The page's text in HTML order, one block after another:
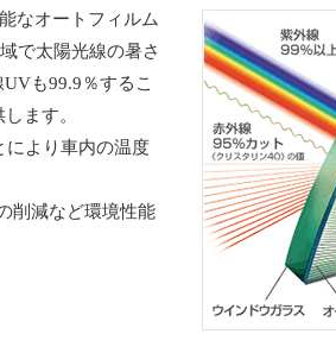
なオートフィルム
で太陽光線の暑さ
も99.9％するこ
ます。
により車内の温度
削減など環境性能